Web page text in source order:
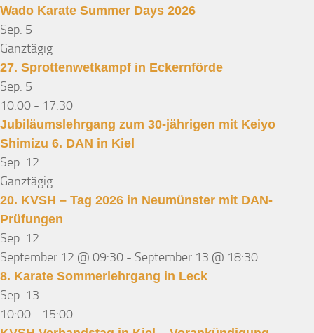
Wado Karate Summer Days 2026
Sep. 5
Ganztägig
27. Sprottenwetkampf in Eckernförde
Sep. 5
10:00 - 17:30
Jubiläumslehrgang zum 30-jährigen mit Keiyo
Shimizu 6. DAN in Kiel
Sep. 12
Ganztägig
20. KVSH – Tag 2026 in Neumünster mit DAN-
Prüfungen
Sep. 12
September 12 @ 09:30 - September 13 @ 18:30
8. Karate Sommerlehrgang in Leck
Sep. 13
10:00 - 15:00